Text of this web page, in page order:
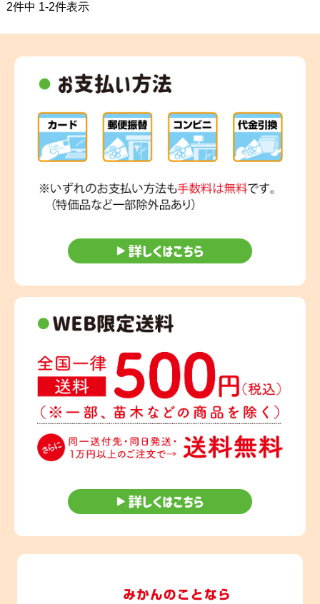
2件中 1-2件表示